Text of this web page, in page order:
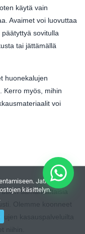
käytä vain
Avaimet voi luovuttaa
sovitulla
tai jättämällä
huonekalujen
Kerro myös, mihin
voi
samankaltaisia
Olemme koonneet
kasauspalveluilta
Jatkamalla
käsittelyn.
.